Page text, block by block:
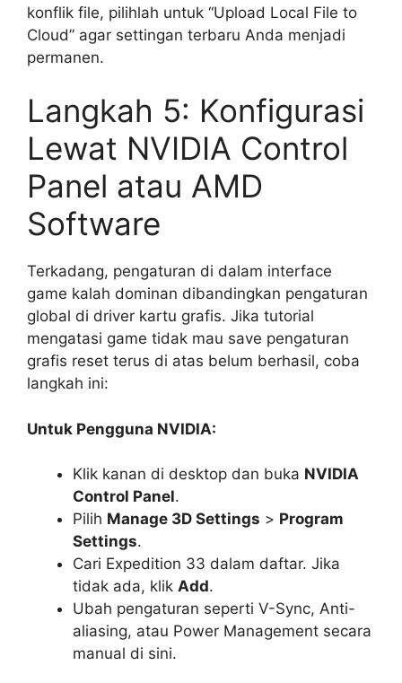
konflik file, pilihlah untuk “Upload Local File to
Cloud” agar settingan terbaru Anda menjadi
permanen.
Langkah 5: Konfigurasi
Lewat NVIDIA Control
Panel atau AMD
Software
Terkadang, pengaturan di dalam interface
game kalah dominan dibandingkan pengaturan
global di driver kartu grafis. Jika tutorial
mengatasi game tidak mau save pengaturan
grafis reset terus di atas belum berhasil, coba
langkah ini:
Untuk Pengguna NVIDIA:
Klik kanan di desktop dan buka NVIDIA
Control Panel.
Pilih Manage 3D Settings > Program
Settings.
Cari Expedition 33 dalam daftar. Jika
tidak ada, klik Add.
Ubah pengaturan seperti V-Sync, Anti-
aliasing, atau Power Management secara
manual di sini.